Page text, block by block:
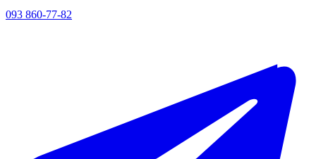
093 860-77-82